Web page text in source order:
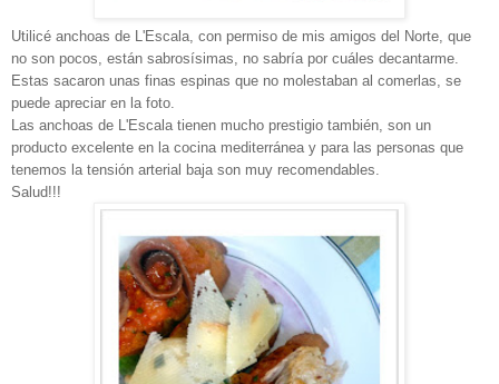
Utilicé anchoas de L'Escala, con permiso de mis amigos del Norte, que
no son pocos, están sabrosísimas, no sabría por cuáles decantarme.
Estas sacaron unas finas espinas que no molestaban al comerlas, se
puede apreciar en la foto.
Las anchoas de L'Escala tienen mucho prestigio también, son un
producto excelente en la cocina mediterránea y para las personas que
tenemos la tensión arterial baja son muy recomendables.
Salud!!!